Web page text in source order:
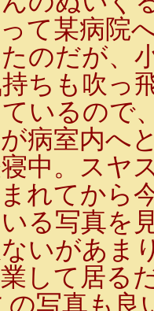
て某病院
のだが、
ちも吹っ
いるので
病室内へ
中。スヤ
れてから
る写真を
いがあま
して居る
の写真も良